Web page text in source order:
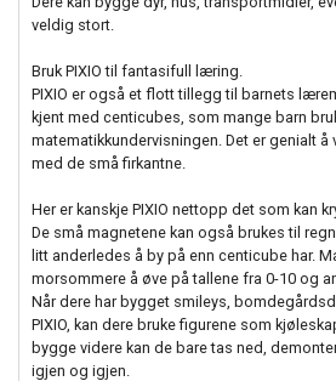
veldig stort.
Bruk PIXIO til fantasifull læring.
PIXIO er også et flott tillegg til barnets
kjent med centicubes, som mange barn
matematikkundervisningen. Det er genialt
med de små firkantne.
Her er kanskje PIXIO nettopp det som kan
De små magnetene kan også brukes til
litt anderledes å by på enn centicube har.
morsommere å øve på tallene fra 0-10 og
Når dere har bygget smileys,
PIXIO, kan dere bruke figurene som
bygge videre kan de bare tas ned,
igjen og igjen.